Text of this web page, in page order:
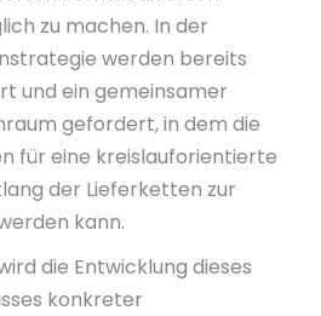
zu machen. In der
werden bereits
und ein gemeinsamer
gefordert, in dem die
für eine kreislauforientierte
der Lieferketten zur
kann.
die Entwicklung dieses
konkreter